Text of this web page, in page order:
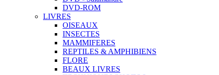
DVD-ROM
LIVRES
OISEAUX
INSECTES
MAMMIFERES
REPTILES & AMPHIBIENS
FLORE
BEAUX LIVRES